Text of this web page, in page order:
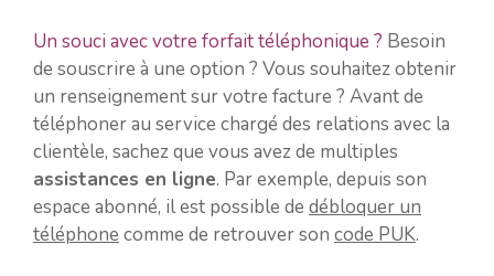
Un souci avec votre forfait téléphonique ? Besoin
de souscrire à une option ? Vous souhaitez obtenir
un renseignement sur votre facture ? Avant de
téléphoner au service chargé des relations avec la
clientèle, sachez que vous avez de multiples
assistances en ligne. Par exemple, depuis son
espace abonné, il est possible de débloquer un
téléphone comme de retrouver son code PUK.